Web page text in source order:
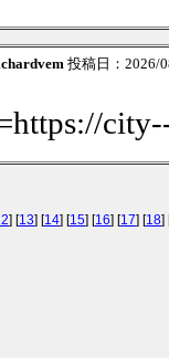
投稿日：2026/
] [13] [14] [15] [16] [17] [18]